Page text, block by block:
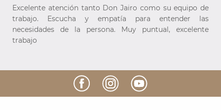
Excelente atención tanto Don Jairo como su equipo de
trabajo. Escucha y empatía para entender las
necesidades de la persona. Muy puntual, excelente
trabajo